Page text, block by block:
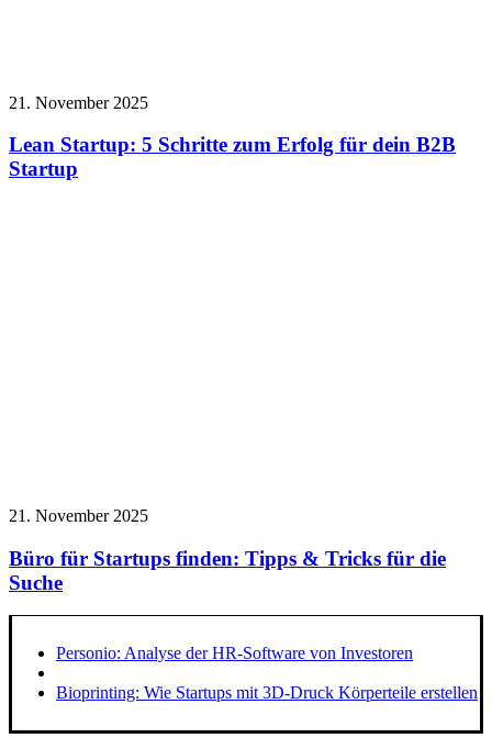
21. November 2025
Lean Startup: 5 Schritte zum Erfolg für dein B2B
Startup
21. November 2025
Büro für Startups finden: Tipps & Tricks für die
Suche
Personio: Analyse der HR-Software von Investoren
Bioprinting: Wie Startups mit 3D-Druck Körperteile erstellen